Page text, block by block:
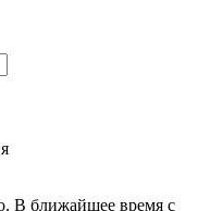
В ближайшее время с